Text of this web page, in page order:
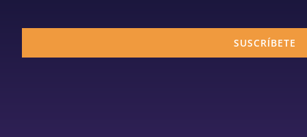
SUSCRÍBETE